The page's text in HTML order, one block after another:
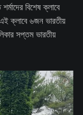
বিশেষ ক্লাবে
ক্লাবে ৬জন ভারতীয়
সপ্তম ভারতীয়